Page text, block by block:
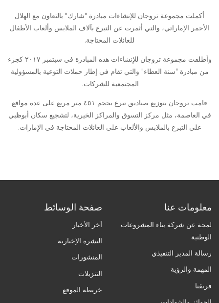
أكملت مجموعة تروجان للإنشاءات مبادرة "شارك" بالتعاون مع الهلال
الأحمر الإماراتي، والتي أثمرت عن التبرع بآلاف الملابس وألعاب الأطفال
للعائلات المحتاجة.
وأطلقت مجموعة تروجان للإنشاءات هذه المبادرة في سبتمبر ٢٠١٧ كجزء
من مبادرة "سنة العطاء" والتي تقام في إطار حملات التوعية بالمسؤولية
المجتمعية للشركات.
قامت تروجان بتوزيع صناديق تبرع بحجم ٤٥١ متر مربع على عدة مواقع
في العاصمة، مثل مركز التسوق والمراكز الخيرية، لتشجيع سكان أبوظبي
على التبرع بالملابس والألعاب على العائلات المحتاجة في الإمارات.
معلومات عنا
لمحة عن شركة بناء المشروعات
الوطنية
رسالة المدير التنفيذي
المهمة والرؤية
فريقنا
صفحة الوسائط
آخر الأخبار
النشرة الإخبارية
المنشورات
التنزيلات
خريطة الموقع